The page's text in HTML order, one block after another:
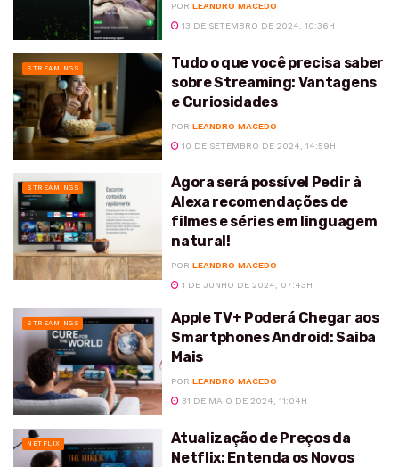
POR LEANDRO MACEDO
13 DE SETEMBRO DE 2024, 10:36H
STREAMINGS
Tudo o que você precisa saber
sobre Streaming: Vantagens
e Curiosidades
POR LEANDRO MACEDO
10 DE SETEMBRO DE 2024, 14:59H
STREAMINGS
Agora será possível Pedir à
Alexa recomendações de
filmes e séries em linguagem
natural!
POR LEANDRO MACEDO
1 DE JUNHO DE 2024, 07:43H
STREAMINGS
Apple TV+ Poderá Chegar aos
Smartphones Android: Saiba
Mais
POR LEANDRO MACEDO
31 DE MAIO DE 2024, 11:04H
NETFLIX
Atualização de Preços da
Netflix: Entenda os Novos